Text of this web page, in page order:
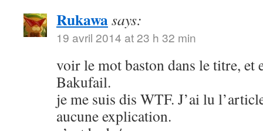
Rukawasays:
19 avril 2014 at 23 h 32 min
voir le mot baston dans le titre, et
Bakufail.
je me suis dis WTF. J’ai lu
aucune explication.